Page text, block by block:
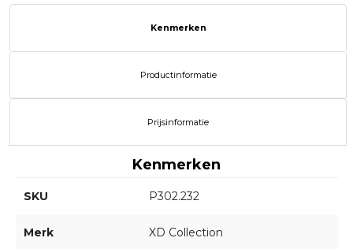
Kenmerken
Productinformatie
Prijsinformatie
Kenmerken
SKU P302.232
Merk XD Collection